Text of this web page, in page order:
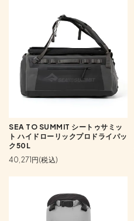
SEA TO SUMMIT シートゥサミッ
ト ハイドローリックプロドライパッ
ク50L
40,271円(税込)